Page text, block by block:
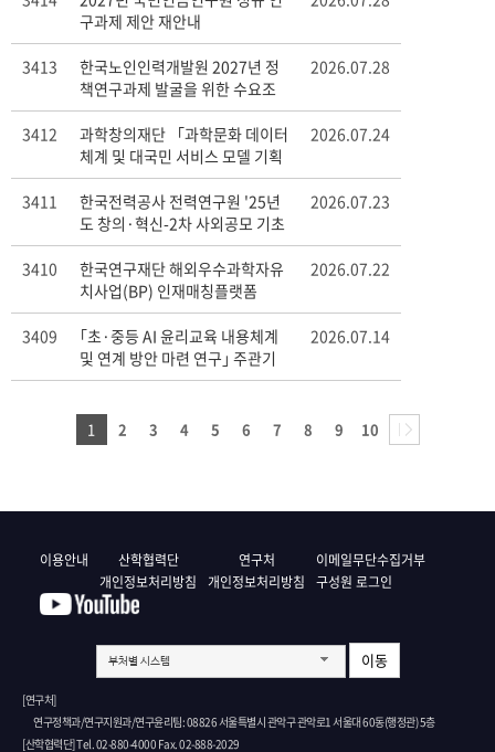
구과제 제안 재안내
3413
한국노인인력개발원 2027년 정
책연구과제 발굴을 위한 수요조
사 안내
2026.07.28
3412
과학창의재단 「과학문화 데이터
체계 및 대국민 서비스 모델 기획
연구」
2026.07.24
3411
한국전력공사 전력연구원 '25년
도 창의·혁신-2차 사외공모 기초
연구 모집
2026.07.23
3410
한국연구재단 해외우수과학자유
치사업(BP) 인재매칭플랫폼
(RPiK) 관련 안내
2026.07.22
3409
｢초·중등 AI 윤리교육 내용체계
및 연계 방안 마련 연구｣ 주관기
관 공모
2026.07.14
1 2 3 4 5 6 7 8 9 10
이용안내
산학협력단
개인정보처리방침
연구처
개인정보처리방침
이메일무단수집거부
구성원 로그인
부처별 시스템 이동
[연구처]
연구정책과/연구지원과/연구윤리팀: 08826 서울특별시 관악구 관악로1 서울대 60동(행정관) 5층
[산학협력단] Tel. 02-880-4000 Fax. 02-888-2029